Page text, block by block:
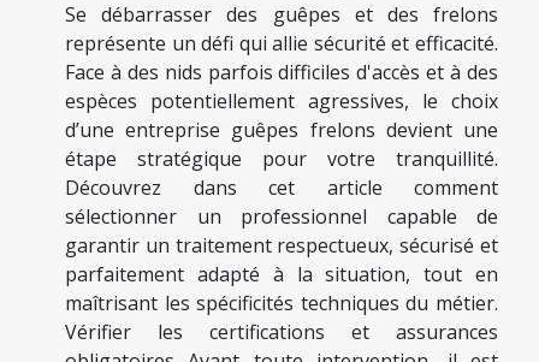
Se débarrasser des guêpes et des frelons
représente un défi qui allie sécurité et efficacité.
Face à des nids parfois difficiles d'accès et à des
espèces potentiellement agressives, le choix
d’une entreprise guêpes frelons devient une
étape stratégique pour votre tranquillité.
Découvrez dans cet article comment
sélectionner un professionnel capable de
garantir un traitement respectueux, sécurisé et
parfaitement adapté à la situation, tout en
maîtrisant les spécificités techniques du métier.
Vérifier les certifications et assurances